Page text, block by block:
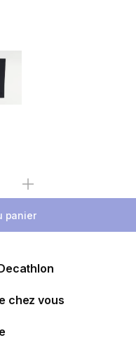
Sélectionnez la quantité
panier
chez vous